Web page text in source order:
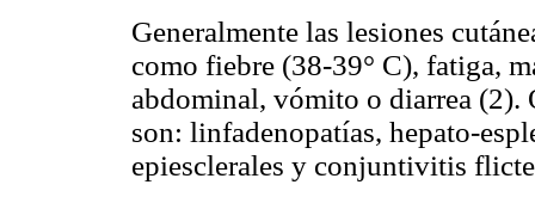
Generalmente las lesiones
como fiebre (38-39° C), fatiga,
abdominal, vómito o diarrea (2).
son: linfadenopatías, hepato-
epiesclerales y conjuntivitis